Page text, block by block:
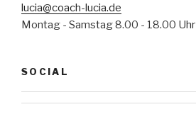
lucia@coach-lucia.de
Montag - Samstag 8.00 - 18.00 Uhr
SOCIAL